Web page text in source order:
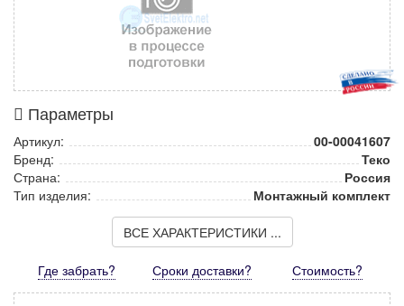
Параметры
Артикул:
00-00041607
Бренд:
Теко
Страна:
Россия
Тип изделия:
Монтажный комплект
ВСЕ ХАРАКТЕРИСТИКИ ...
Где забрать? Сроки доставки? Стоимость?